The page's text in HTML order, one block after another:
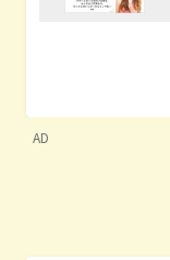
AD